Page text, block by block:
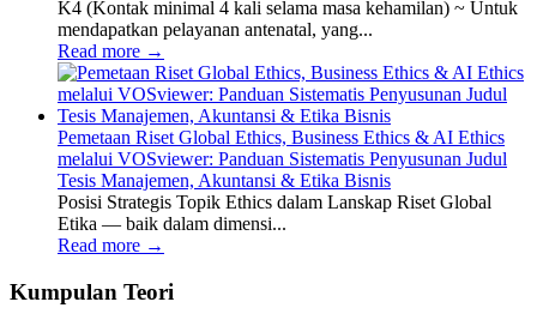
K4 (Kontak minimal 4 kali selama masa kehamilan) ~ Untuk
mendapatkan pelayanan antenatal, yang...
Read more →
Pemetaan Riset Global Ethics, Business Ethics & AI Ethics
melalui VOSviewer: Panduan Sistematis Penyusunan Judul
Tesis Manajemen, Akuntansi & Etika Bisnis
Posisi Strategis Topik Ethics dalam Lanskap Riset Global
Etika — baik dalam dimensi...
Read more →
Kumpulan Teori